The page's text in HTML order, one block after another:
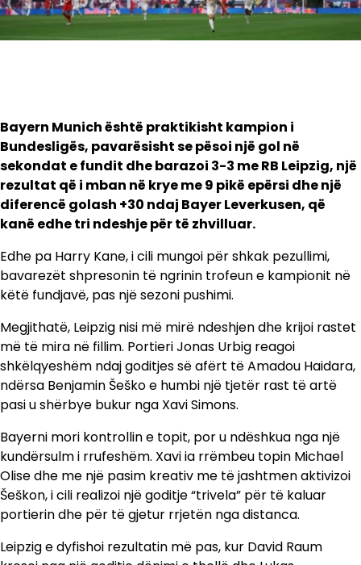
Bayern Munich është praktikisht kampion i
Bundesligës, pavarësisht se pësoi një gol në
sekondat e fundit dhe barazoi 3-3 me RB Leipzig, një
rezultat që i mban në krye me 9 pikë epërsi dhe një
diferencë golash +30 ndaj Bayer Leverkusen, që
kanë edhe tri ndeshje për të zhvilluar.
Edhe pa Harry Kane, i cili mungoi për shkak pezullimi,
bavarezët shpresonin të ngrinin trofeun e kampionit në
këtë fundjavë, pas një sezoni pushimi.
Megjithatë, Leipzig nisi më mirë ndeshjen dhe krijoi rastet
më të mira në fillim. Portieri Jonas Urbig reagoi
shkëlqyeshëm ndaj goditjes së afërt të Amadou Haidara,
ndërsa Benjamin Šeško e humbi një tjetër rast të artë
pasi u shërbye bukur nga Xavi Simons.
Bayerni mori kontrollin e topit, por u ndëshkua nga një
kundërsulm i rrufeshëm. Xavi ia rrëmbeu topin Michael
Olise dhe me një pasim kreativ me të jashtmen aktivizoi
Šeškon, i cili realizoi një goditje “trivela” për të kaluar
portierin dhe për të gjetur rrjetën nga distanca.
Leipzig e dyfishoi rezultatin më pas, kur David Raum